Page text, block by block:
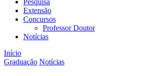
Pesquisa
Extensão
Concursos
Professor Doutor
Notícias
Início
Graduação Notícias